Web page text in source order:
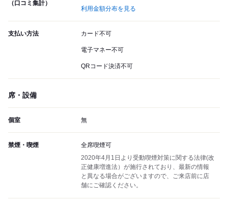
（口コミ集計）
利用金額分布を見る
支払い方法 カード不可
電子マネー不可
QRコード決済不可
席・設備
個室 無
禁煙・喫煙
全席喫煙可
2020年4月1日より受動喫煙対策に関する法律(改
正健康増進法）が施行されており、最新の情報
と異なる場合がございますので、ご来店前に店
舗にご確認ください。